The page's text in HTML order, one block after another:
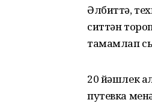
Әлбиттә,
ситтән
тамамлап
20 йәшлек
путевка